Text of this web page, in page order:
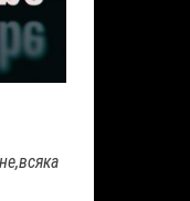
,всяка